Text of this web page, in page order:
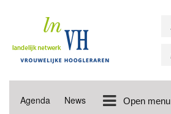
Agenda News Open menu